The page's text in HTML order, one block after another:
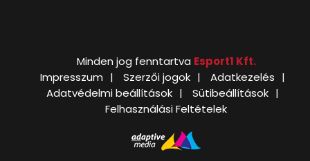
Minden jog fenntartva Esport1 Kft.
Impresszum
Szerzői jogok
Adatkezelés
Adatvédelmi beállítások
Sütibeállítások
Felhasználási Feltételek